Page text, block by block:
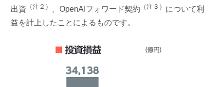
出資 （注２） 、OpenAIフォワード契約 （注３） について利
益を計上したことによるものです。